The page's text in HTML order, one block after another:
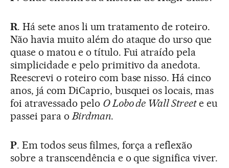
R. Há sete anos li um tratamento de roteiro.
Não havia muito além do ataque do urso que
quase o matou e o título. Fui atraído pela
simplicidade e pelo primitivo da anedota.
Reescrevi o roteiro com base nisso. Há cinco
anos, já com DiCaprio, busquei os locais, mas
foi atravessado pelo O Lobo de Wall Streete eu
passei para o Birdman.
P. Em todos seus filmes, força a reflexão
sobre a transcendência e o que significa viver.